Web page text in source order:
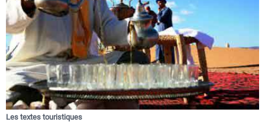
Les textes touristiques